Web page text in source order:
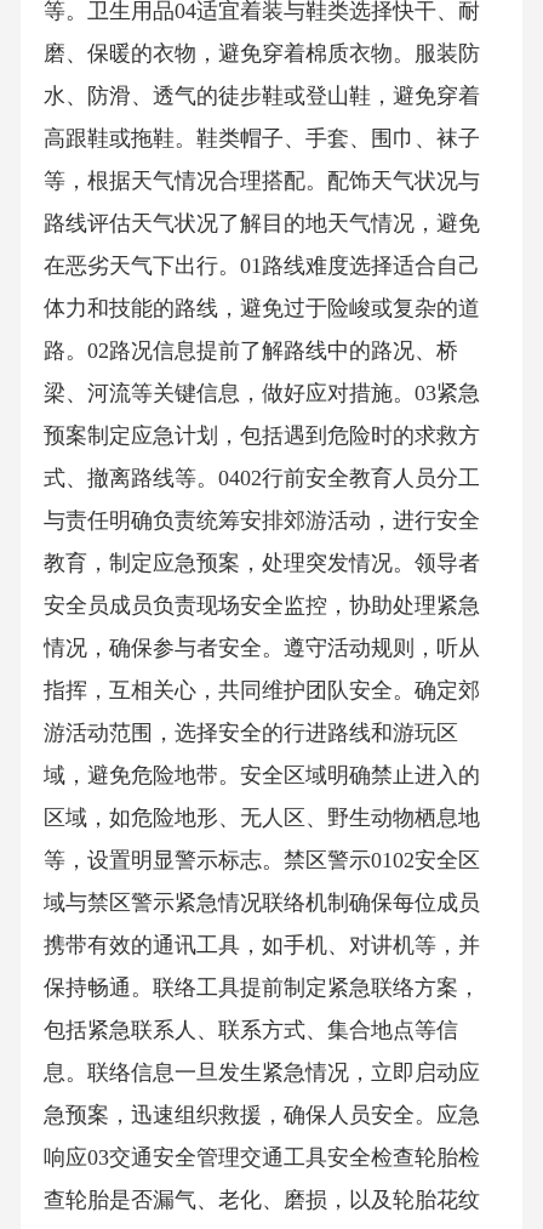
等。卫生用品04适宜着装与鞋类选择快干、耐
磨、保暖的衣物，避免穿着棉质衣物。服装防
水、防滑、透气的徒步鞋或登山鞋，避免穿着
高跟鞋或拖鞋。鞋类帽子、手套、围巾、袜子
等，根据天气情况合理搭配。配饰天气状况与
路线评估天气状况了解目的地天气情况，避免
在恶劣天气下出行。01路线难度选择适合自己
体力和技能的路线，避免过于险峻或复杂的道
路。02路况信息提前了解路线中的路况、桥
梁、河流等关键信息，做好应对措施。03紧急
预案制定应急计划，包括遇到危险时的求救方
式、撤离路线等。0402行前安全教育人员分工
与责任明确负责统筹安排郊游活动，进行安全
教育，制定应急预案，处理突发情况。领导者
安全员成员负责现场安全监控，协助处理紧急
情况，确保参与者安全。遵守活动规则，听从
指挥，互相关心，共同维护团队安全。确定郊
游活动范围，选择安全的行进路线和游玩区
域，避免危险地带。安全区域明确禁止进入的
区域，如危险地形、无人区、野生动物栖息地
等，设置明显警示标志。禁区警示0102安全区
域与禁区警示紧急情况联络机制确保每位成员
携带有效的通讯工具，如手机、对讲机等，并
保持畅通。联络工具提前制定紧急联络方案，
包括紧急联系人、联系方式、集合地点等信
息。联络信息一旦发生紧急情况，立即启动应
急预案，迅速组织救援，确保人员安全。应急
响应03交通安全管理交通工具安全检查轮胎检
查轮胎是否漏气、老化、磨损，以及轮胎花纹